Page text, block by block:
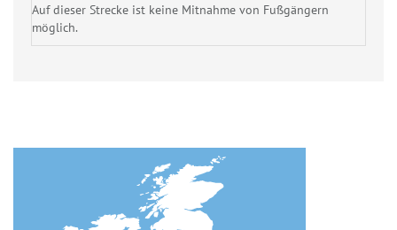
Auf dieser Strecke ist keine Mitnahme von Fußgängern
möglich.